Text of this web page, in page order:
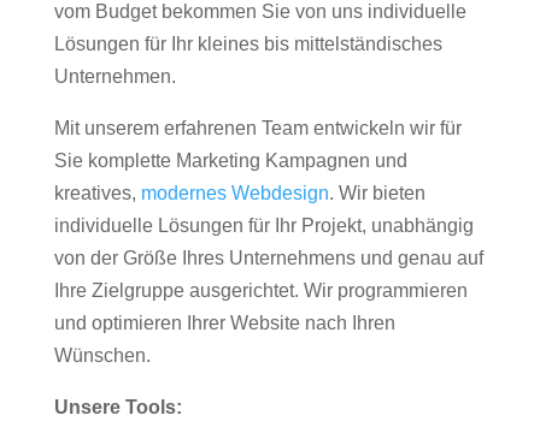
vom Budget bekommen Sie von uns individuelle
Lösungen für Ihr kleines bis mittelständisches
Unternehmen.
Mit unserem erfahrenen Team entwickeln wir für
Sie komplette Marketing Kampagnen und
kreatives, modernes Webdesign. Wir bieten
individuelle Lösungen für Ihr Projekt, unabhängig
von der Größe Ihres Unternehmens und genau auf
Ihre Zielgruppe ausgerichtet. Wir programmieren
und optimieren Ihrer Website nach Ihren
Wünschen.
Unsere Tools: